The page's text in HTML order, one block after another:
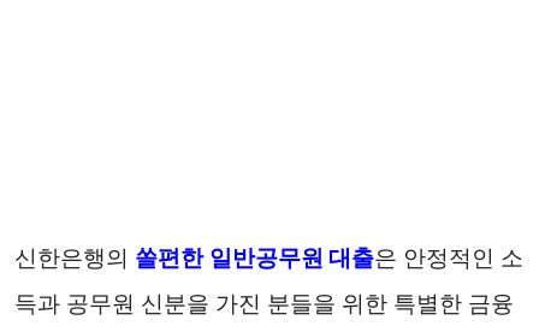
신한은행의 쏠편한 일반공무원 대출은 안정적인 소
득과 공무원 신분을 가진 분들을 위한 특별한 금융